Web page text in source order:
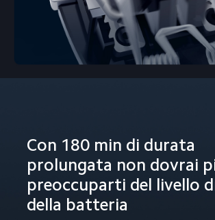
Con 180 min di durata
prolungata non dovrai
preoccuparti del livello
della batteria